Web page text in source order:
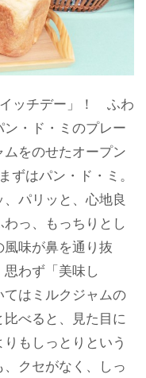
ッチデー」！ ふわ
・ド・ミのプレー
をのせたオープン
ずはパン・ド・ミ。
パリッと、心地良
っ、もっちりとし
味が鼻を通り抜
わず「美味し
はミルクジャムの
べると、見た目に
もしっとりという
クセがなく、しっ